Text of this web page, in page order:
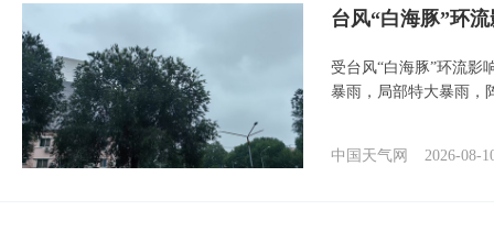
台风“白海豚”环
受台风“白海豚”环流影
暴雨，局部特大暴雨，
中国天气网 2026-08-